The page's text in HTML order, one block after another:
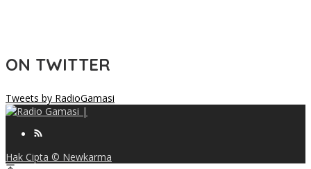
ON TWITTER
Tweets by RadioGamasi
Hak Cipta © Newkarma